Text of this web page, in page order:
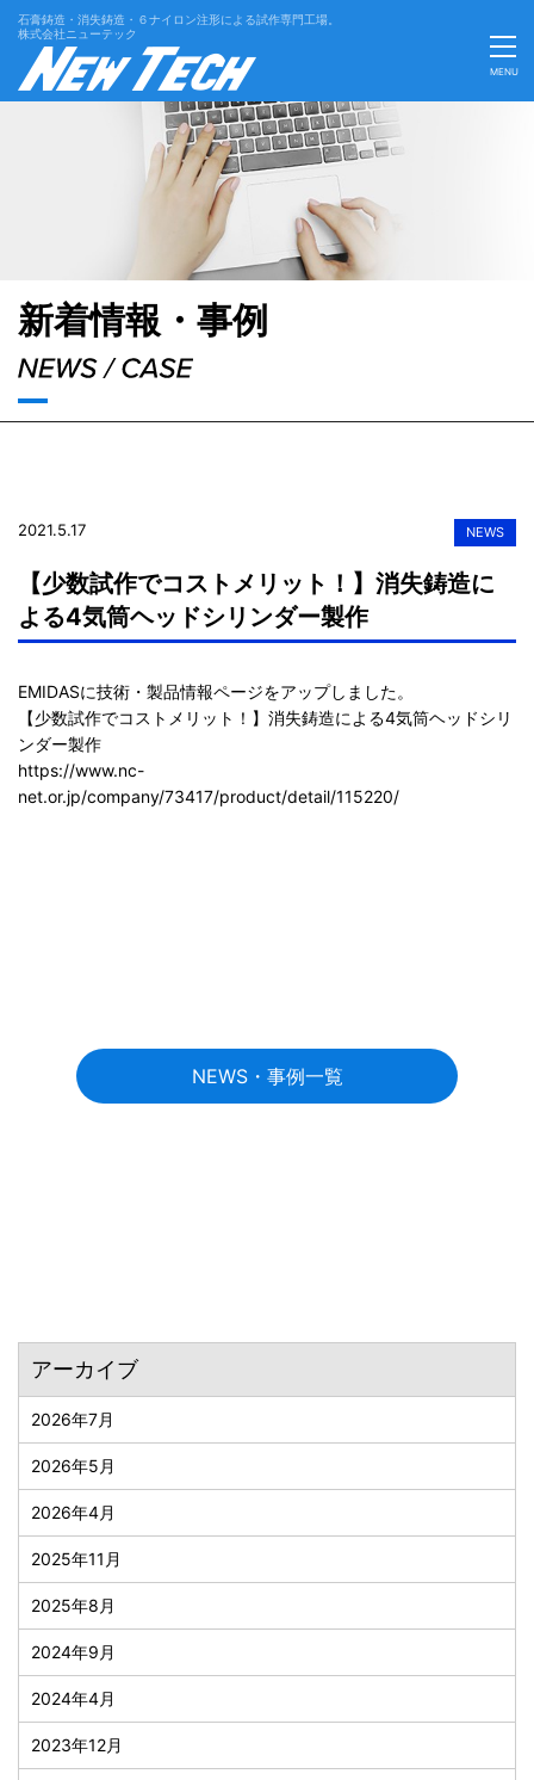
石膏鋳造・消失鋳造・６ナイロン注形による試作専門工場。
株式会社ニューテック
MENU
新着情報・事例
2021.5.17 NEWS
【少数試作でコストメリット！】消失鋳造に
よる4気筒ヘッドシリンダー製作
EMIDASに技術・製品情報ページをアップしました。
【少数試作でコストメリット！】消失鋳造による4気筒ヘッドシリ
https://www.nc-
net.or.jp/company/73417/product/detail/115220/
NEWS・事例一覧
アーカイブ
2026年7月
2026年5月
2026年4月
2025年11月
2025年8月
2024年9月
2024年4月
2023年12月